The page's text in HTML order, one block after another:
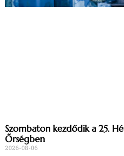
Szombaton kezdődik a 25.
Őrségben
2026-08-06